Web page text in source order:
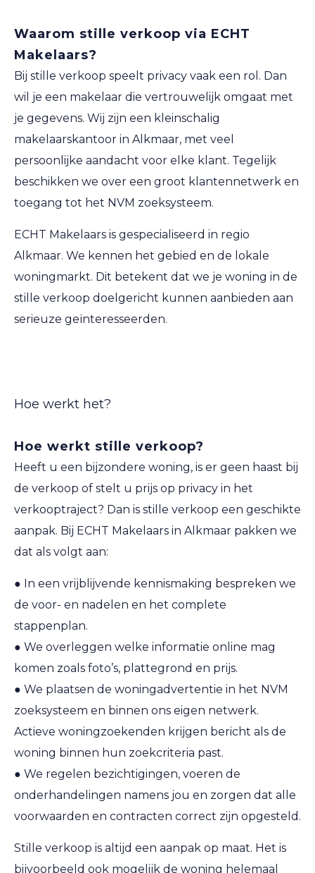
Waarom stille verkoop via ECHT
Makelaars?
Bij stille verkoop speelt privacy vaak een rol. Dan
wil je een makelaar die vertrouwelijk omgaat met
je gegevens. Wij zijn een kleinschalig
makelaarskantoor in Alkmaar, met veel
persoonlijke aandacht voor elke klant. Tegelijk
beschikken we over een groot klantennetwerk en
toegang tot het NVM zoeksysteem.
ECHT Makelaars is gespecialiseerd in regio
Alkmaar. We kennen het gebied en de lokale
woningmarkt. Dit betekent dat we je woning in de
stille verkoop doelgericht kunnen aanbieden aan
serieuze geïnteresseerden.
Hoe werkt stille verkoop?
Heeft u een bijzondere woning, is er geen haast bij
de verkoop of stelt u prijs op privacy in het
verkooptraject? Dan is stille verkoop een geschikte
aanpak. Bij ECHT Makelaars in Alkmaar pakken we
dat als volgt aan:
● In een vrijblijvende kennismaking bespreken we
de voor- en nadelen en het complete
stappenplan.
● We overleggen welke informatie online mag
komen zoals foto’s, plattegrond en prijs.
● We plaatsen de woningadvertentie in het NVM
zoeksysteem en binnen ons eigen netwerk.
Actieve woningzoekenden krijgen bericht als de
woning binnen hun zoekcriteria past.
● We regelen bezichtigingen, voeren de
onderhandelingen namens jou en zorgen dat alle
voorwaarden en contracten correct zijn opgesteld.
Stille verkoop is altijd een aanpak op maat. Het is
bijvoorbeeld ook mogelijk de woning helemaal
Hoe werkt het?